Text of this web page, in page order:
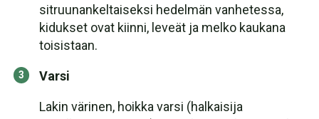
sitruunankeltaiseksi hedelmän vanhetessa,
kidukset ovat kiinni, leveät ja melko kaukana
toisistaan.
Varsi
Lakin värinen, hoikka varsi (halkaisija